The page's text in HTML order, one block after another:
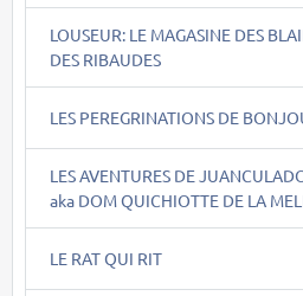
LOUSEUR: LE MAGASINE DES
DES RIBAUDES
LES PEREGRINATIONS DE
LES AVENTURES DE
aka DOM QUICHIOTTE DE LA
LE RAT QUI RIT